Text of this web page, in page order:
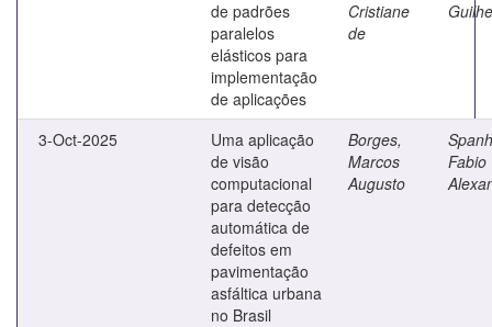
de padrões
paralelos
elásticos para
implementação
de aplicações
Cristiane
de
3-Oct-2025
Uma aplicação
de visão
computacional
para detecção
automática de
defeitos em
pavimentação
asfáltica urbana
no Brasil
Borges,
Marcos
Augusto
Fabio